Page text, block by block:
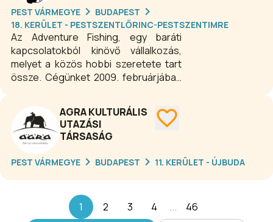
PEST VÁRMEGYE
BUDAPEST
18. KERÜLET - PESTSZENTLŐRINC-PESTSZENTIMRE
Az Adventure Fishing, egy baráti
kapcsolatokból kinövő vállalkozás,
melyet a közös hobbi szeretete tart
össze. Cégünket 2009. februárjában
megismertessük honfitársainkkal a
külföldi horgászvizeket, és nem
utolsósorban a magyar horgászati
lehetőségeket is.
AGRA KULTURÁLIS
UTAZÁSI
TÁRSASÁG
PEST VÁRMEGYE BUDAPEST 11. KERÜLET - ÚJBUDA
1 2 3 4 ... 46